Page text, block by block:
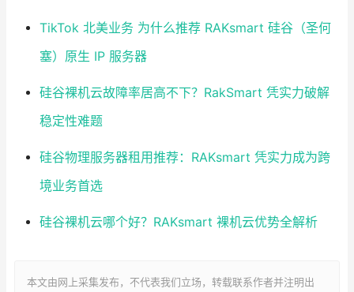
TikTok 北美业务 为什么推荐 RAKsmart 硅谷（圣何
塞）原生 IP 服务器
硅谷裸机云故障率居高不下？RakSmart 凭实力破解
稳定性难题
硅谷物理服务器租用推荐：RAKsmart 凭实力成为跨
境业务首选
硅谷裸机云哪个好？RAKsmart 裸机云优势全解析
本文由网上采集发布，不代表我们立场，转载联系作者并注明出